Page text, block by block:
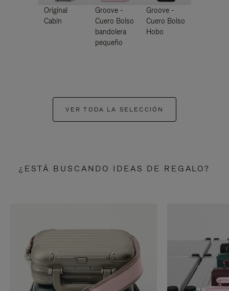
Original
Cabin
Groove -
Cuero Bolso
bandolera
pequeño
Groove -
Cuero Bolso
Hobo
VER TODA LA SELECCIÓN
¿ESTÁ BUSCANDO IDEAS DE REGALO?